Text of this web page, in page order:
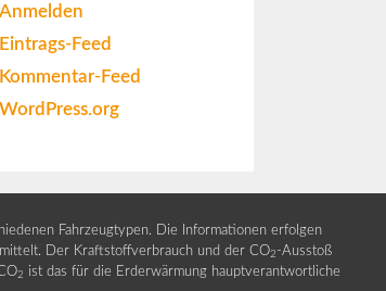
Anmelden
Eintrags-Feed
Kommentar-Feed
WordPress.org
Fahrzeugtypen. Die Informationen erfolgen
Der Kraftstoffverbrauch und der CO2 -Ausstoß
2 ist das für die Erderwärmung hauptverantwortliche